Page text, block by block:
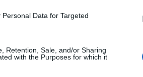
Data for Targeted
Retention, Sale, and/or Sharing
with the Purposes for which it